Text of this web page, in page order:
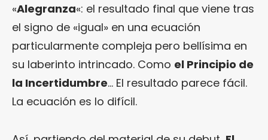
«Alegranza«: el resultado final que viene tras
el signo de «igual» en una ecuación
particularmente compleja pero bellísima en
su laberinto intrincado. Como el Principio de
la Incertidumbre… El resultado parece fácil.
La ecuación es lo difícil.